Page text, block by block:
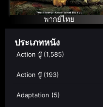
พากย์ไทย
ประเภทหนัง
Action บู๊(1,585)
Action บู๊(193)
Adaptation (5)